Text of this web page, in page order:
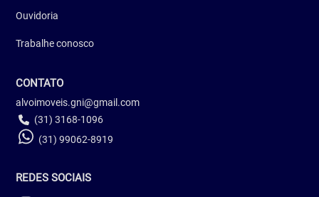
Ouvidoria
Trabalhe conosco
CONTATO
alvoimoveis.gni@gmail.com
(31) 3168-1096
(31) 99062-8919
REDES SOCIAIS